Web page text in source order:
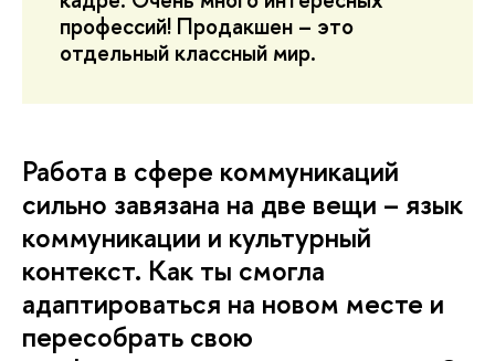
профессий! Продакшен – это
отдельный классный мир.
Работа в сфере коммуникаций
сильно завязана на две вещи – язык
коммуникации и культурный
контекст. Как ты смогла
адаптироваться на новом месте и
пересобрать свою